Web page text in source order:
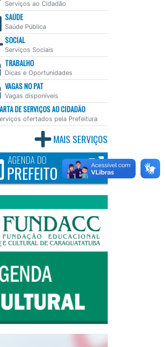
Serviços ao Cidadão
SAÚDE
Saúde Pública
SOCIAL
Serviços Sociais
TRABALHO
Dicas e Oportunidades
VAGAS NO PAT
Vagas disponíveis
DE SERVIÇOS AO CIDADÃO
ofertados pela Prefeitura
MAIS SERVIÇOS
AGENDA DO
PREFEITO